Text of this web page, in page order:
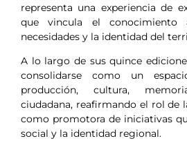
representa una experiencia de
que vincula el conocimiento
necesidades y la identidad del
A lo largo de sus quince
consolidarse como un
producción, cultura,
ciudadana, reafirmando el rol de
como promotora de iniciativas
social y la identidad regional.